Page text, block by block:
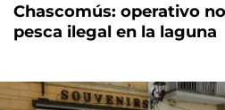
Chascomús: operativo
pesca ilegal en la laguna